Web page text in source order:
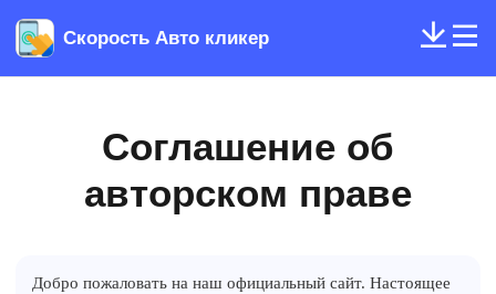
Скорость ​​Авто кликер
Соглашение об
авторском праве
Добро пожаловать на наш официальный сайт. Настоящее